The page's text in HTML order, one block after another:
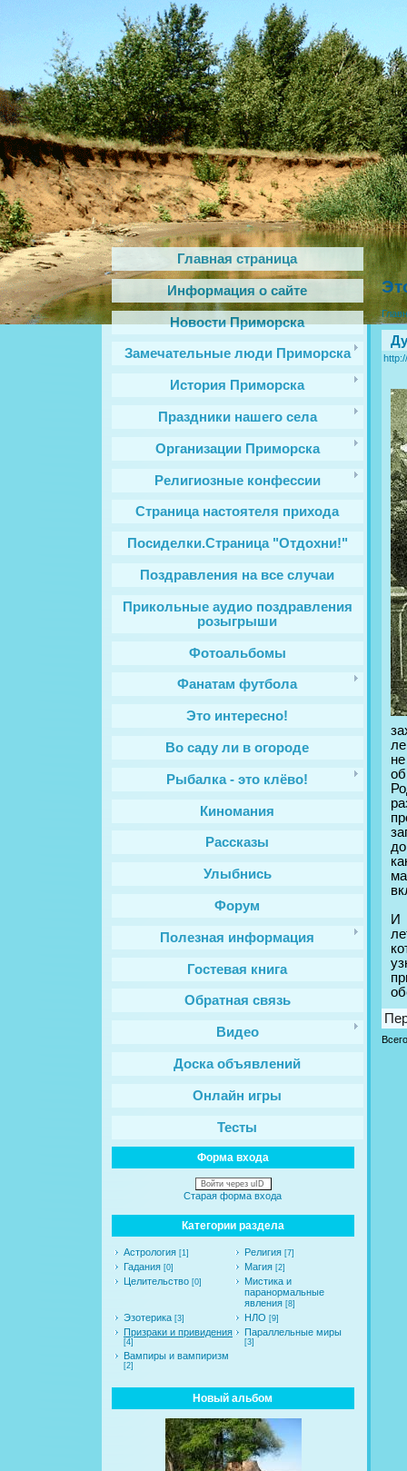
Главная страница
Информация о сайте
Новости Приморска
Замечательные люди Приморска
История Приморска
Праздники нашего села
Организации Приморска
Религиозные конфессии
Cтраница настоятеля прихода
Посиделки.Страница "Отдохни!"
Поздравления на все случаи
Прикольные аудио поздравления
розыгрыши
Фотоальбомы
Фанатам футбола
Это интересно!
Во саду ли в огороде
Рыбалка - это клёво!
Киномания
Рассказы
Улыбнись
Форум
Полезная информация
Гостевая книга
Обратная связь
Видео
Доска объявлений
Онлайн игры
Тесты
Форма входа
Войти через uID
Старая форма входа
Категории раздела
Астрология [1] Религия [7]
Гадания [0] Магия [2]
Целительство [0]
Мистика и
паранормальные
явления [8]
Эзотерика [3] НЛО [9]
Призраки и привидения
[4]
Параллельные миры
[3]
Вампиры и вампиризм
[2]
Новый альбом
И